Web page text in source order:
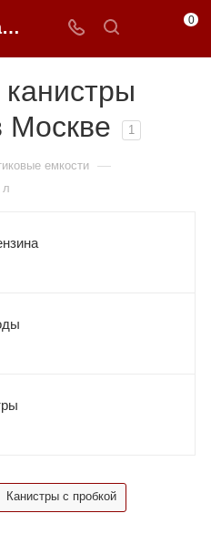
Пластиковые канистры 18.4 литров недорого в Москве | 0FFER 0
Москве
1
емкости —
л
Канистры с пробкой